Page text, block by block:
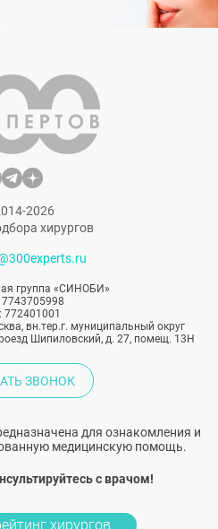
2026
хирургов
группа «СИНОБИ»
вн.тер.г. муниципальный округ
Шипиловский, д. 27, помещ. 13Н
ЗВОНОК
для ознакомления и
медицинскую помощь.
с врачом!
хирургов